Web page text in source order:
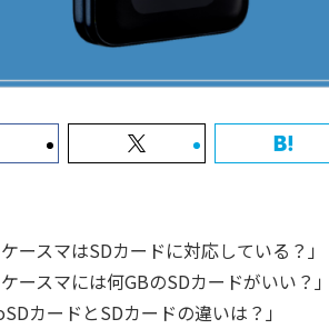
ケースマはSDカードに対応している？」
ケースマには何GBのSDカードがいい？」
カードとSDカードの違いは？」